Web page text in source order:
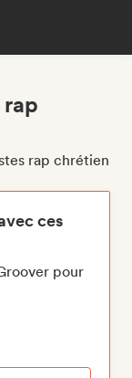
rap chrétien
ces
pour